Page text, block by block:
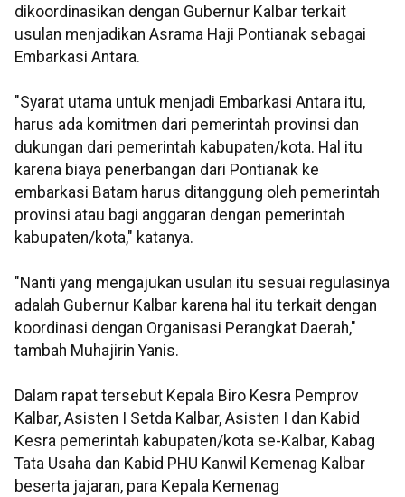
dikoordinasikan dengan Gubernur Kalbar terkait
usulan menjadikan Asrama Haji Pontianak sebagai
Embarkasi Antara.
"Syarat utama untuk menjadi Embarkasi Antara itu,
harus ada komitmen dari pemerintah provinsi dan
dukungan dari pemerintah kabupaten/kota. Hal itu
karena biaya penerbangan dari Pontianak ke
embarkasi Batam harus ditanggung oleh pemerintah
provinsi atau bagi anggaran dengan pemerintah
kabupaten/kota," katanya.
"Nanti yang mengajukan usulan itu sesuai regulasinya
adalah Gubernur Kalbar karena hal itu terkait dengan
koordinasi dengan Organisasi Perangkat Daerah,"
tambah Muhajirin Yanis.
Dalam rapat tersebut Kepala Biro Kesra Pemprov
Kalbar, Asisten I Setda Kalbar, Asisten I dan Kabid
Kesra pemerintah kabupaten/kota se-Kalbar, Kabag
Tata Usaha dan Kabid PHU Kanwil Kemenag Kalbar
beserta jajaran, para Kepala Kemenag